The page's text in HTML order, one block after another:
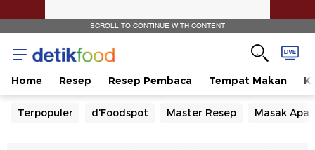
SCROLL TO CONTINUE WITH CONTENT
Home Resep Resep Pembaca Tempat Makan
Terpopuler d'Foodspot Master Resep Masak Apa